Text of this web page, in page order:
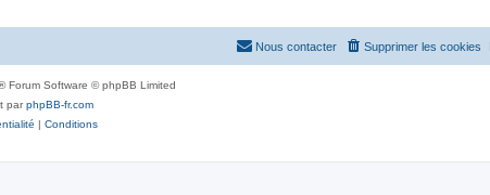
Supprimer les cookies
Nous contacter
Forum Software © phpBB Limited
parphpBB-fr.com
| Conditions